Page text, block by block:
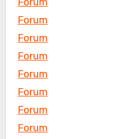
Forum
Forum
Forum
Forum
Forum
Forum
Forum